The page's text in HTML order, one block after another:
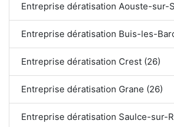
Entreprise dératisation Aouste-sur-
Entreprise dératisation Buis-les-
Entreprise dératisation Crest (26)
Entreprise dératisation Grane (26)
Entreprise dératisation Saulce-sur-